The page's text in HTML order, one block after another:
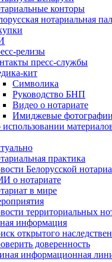
конторы
нотариальная
релизы
пресс-службы
кит
Символика
Руководство БНП
Видео о нотариате
Имиджевые фотографии
практика
Белорусской
о нотариате
в мире
территориальных
информация
открытого
доверенность
информационная